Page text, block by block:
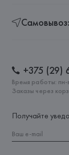
+375 (29)
Время работы: пн-
Заказы через
Получайте